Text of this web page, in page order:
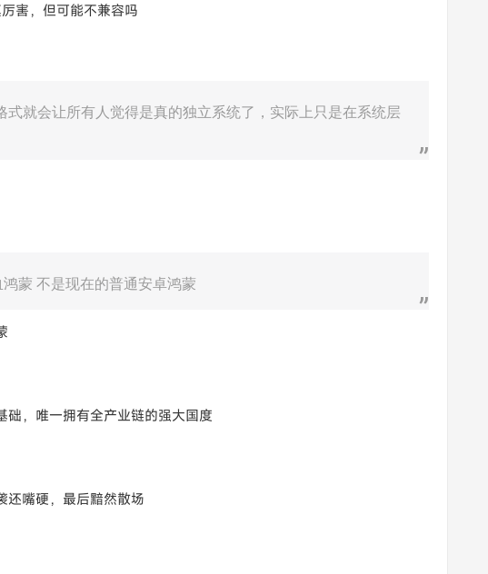
害，但可能不兼容吗
式就会让所有人觉得是真的独立系统了，实际上只是在系统层
蒙 不是现在的普通安卓鸿蒙
础，唯一拥有全产业链的强大国度
还嘴硬，最后黯然散场